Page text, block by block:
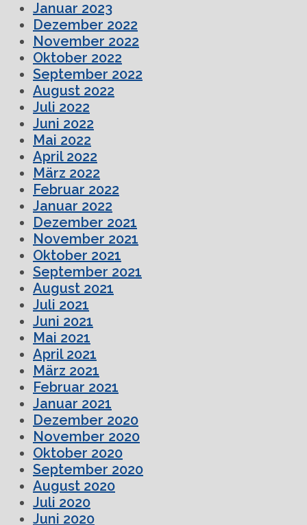
Januar 2023
Dezember 2022
November 2022
Oktober 2022
September 2022
August 2022
Juli 2022
Juni 2022
Mai 2022
April 2022
März 2022
Februar 2022
Januar 2022
Dezember 2021
November 2021
Oktober 2021
September 2021
August 2021
Juli 2021
Juni 2021
Mai 2021
April 2021
März 2021
Februar 2021
Januar 2021
Dezember 2020
November 2020
Oktober 2020
September 2020
August 2020
Juli 2020
Juni 2020